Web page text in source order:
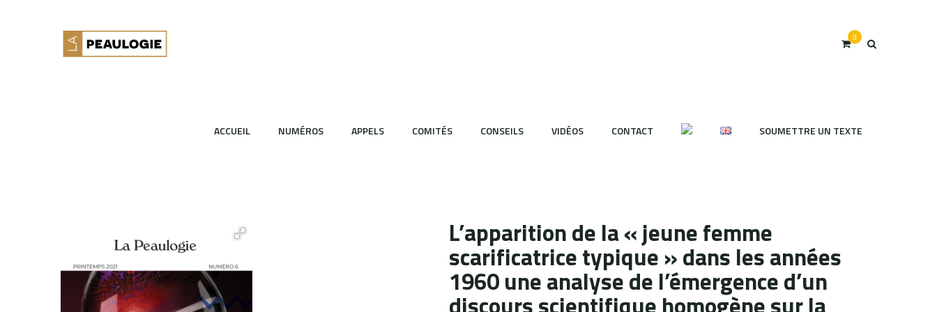
0
ACCUEIL NUMÉROS APPELS COMITÉS CONSEILS VIDÉOS CONTACT SOUMETTRE UN TEXTE
L’apparition de la « jeune femme
scarificatrice typique » dans les années
1960 une analyse de l’émergence d’un